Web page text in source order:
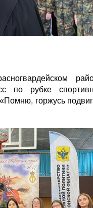
по рубке
горжусь